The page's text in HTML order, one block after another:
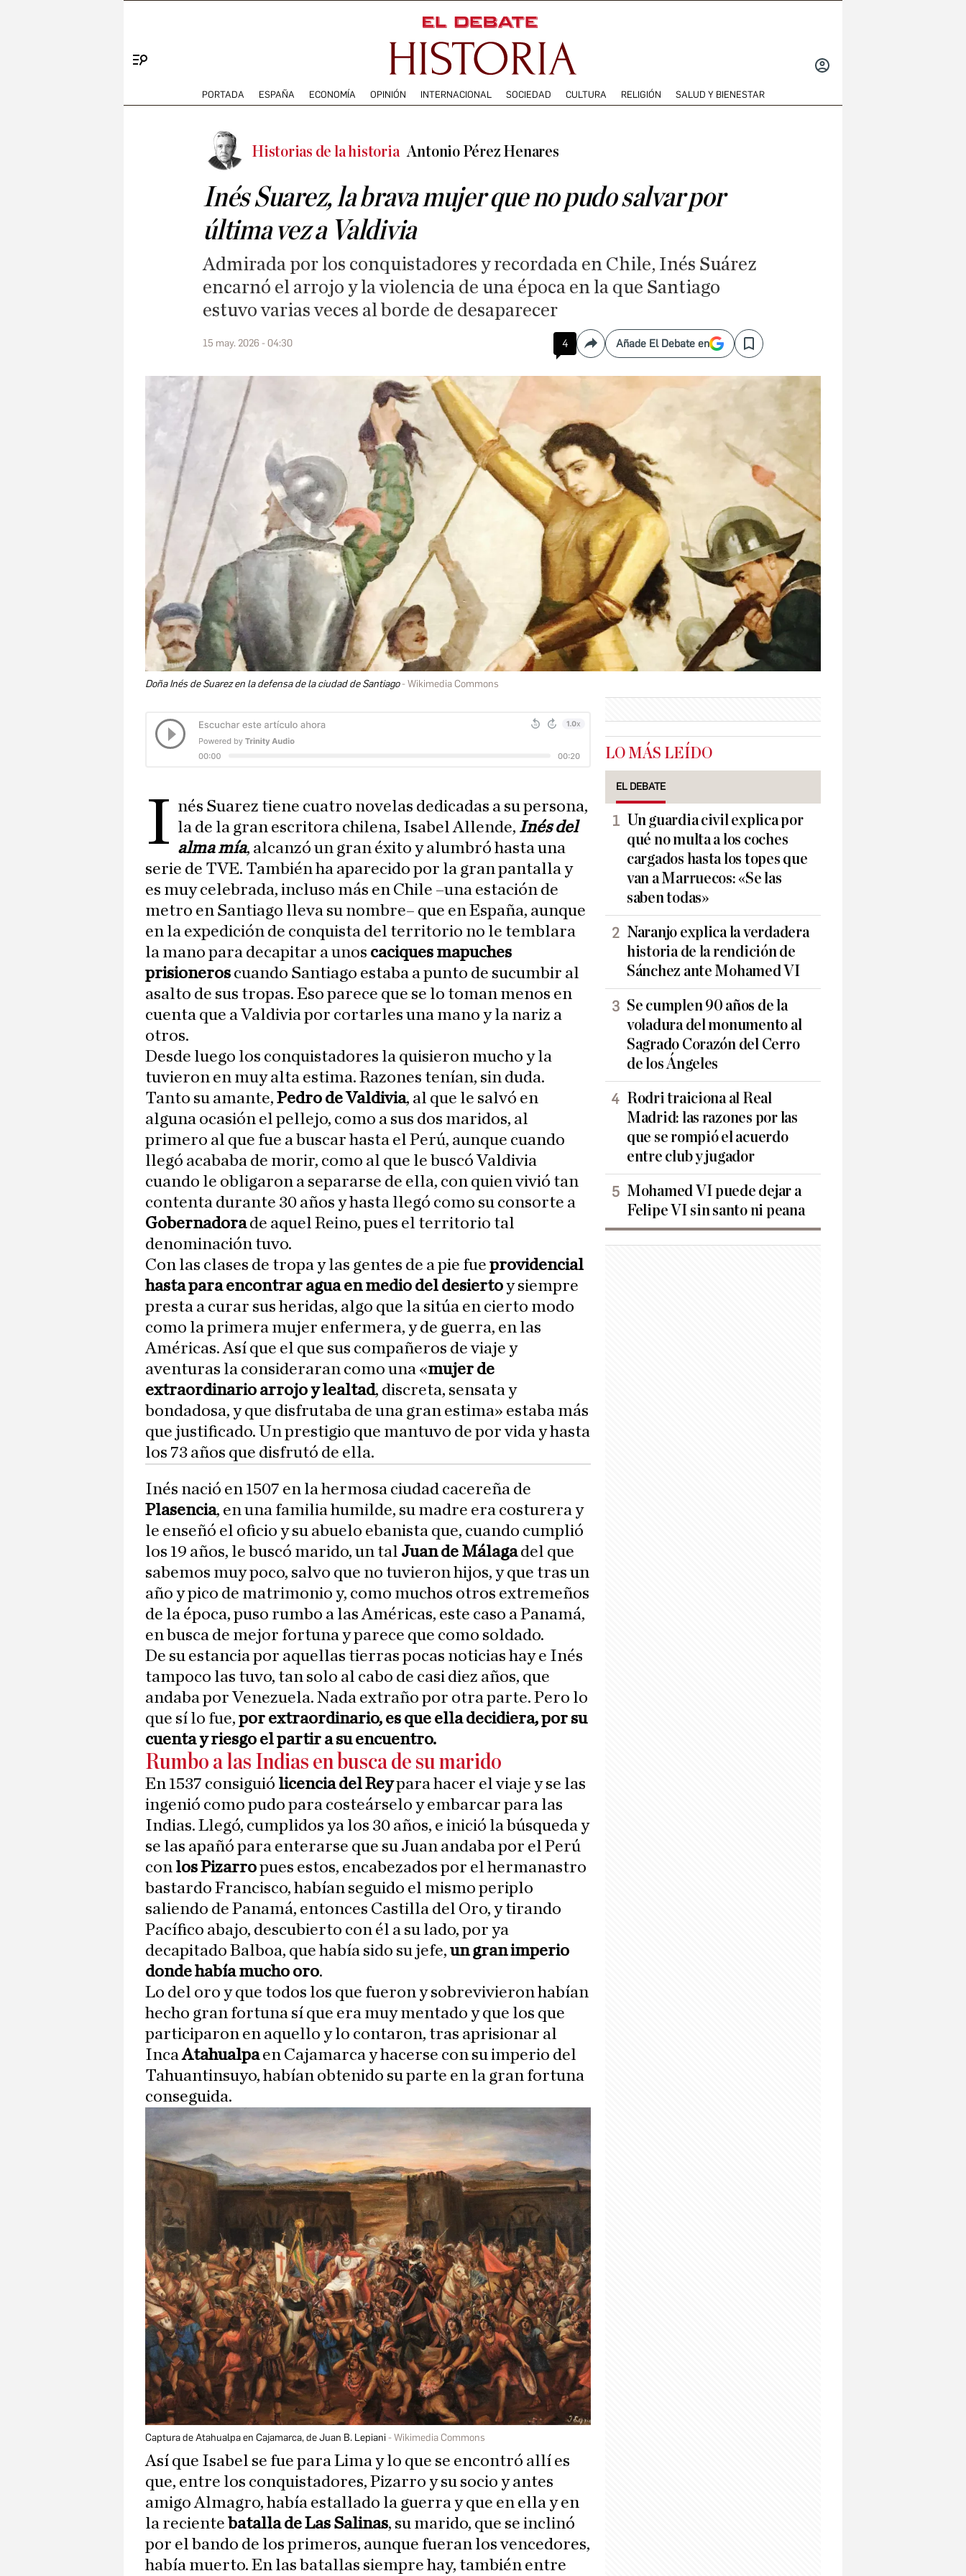
PORTADA ESPAÑA ECONOMÍA OPINIÓN INTERNACIONAL SOCIEDAD CULTURA RELIGIÓN SALUD Y BIENESTAR
Historias de la historia Antonio Pérez Henares
Inés Suarez, la brava mujer que no pudo salvar por
última vez a Valdivia
Admirada por los conquistadores y recordada en Chile, Inés Suárez
encarnó el arrojo y la violencia de una época en la que Santiago
estuvo varias veces al borde de desaparecer
15 may. 2026 - 04:30 4 CompartirAñade El Debate en Save
Doña Inés de Suarez en la defensa de la ciudad de Santiago Wikimedia Commons
I nés Suarez tiene cuatro novelas dedicadas a su persona,
la de la gran escritora chilena, Isabel Allende, Inés del
alma mía, alcanzó un gran éxito y alumbró hasta una
serie de TVE. También ha aparecido por la gran pantalla y
es muy celebrada, incluso más en Chile –una estación de
metro en Santiago lleva su nombre– que en España, aunque
en la expedición de conquista del territorio no le temblara
la mano para decapitar a unos caciques mapuches
prisioneros cuando Santiago estaba a punto de sucumbir al
asalto de sus tropas. Eso parece que se lo toman menos en
cuenta que a Valdivia por cortarles una mano y la nariz a
otros.
Desde luego los conquistadores la quisieron mucho y la
tuvieron en muy alta estima. Razones tenían, sin duda.
Tanto su amante, Pedro de Valdivia, al que le salvó en
alguna ocasión el pellejo, como a sus dos maridos, al
primero al que fue a buscar hasta el Perú, aunque cuando
llegó acababa de morir, como al que le buscó Valdivia
cuando le obligaron a separarse de ella, con quien vivió tan
contenta durante 30 años y hasta llegó como su consorte a
Gobernadorade aquel Reino, pues el territorio tal
denominación tuvo.
Con las clases de tropa y las gentes de a pie fue providencial
hasta para encontrar agua en medio del desiertoy siempre
presta a curar sus heridas, algo que la sitúa en cierto modo
como la primera mujer enfermera, y de guerra, en las
Américas. Así que el que sus compañeros de viaje y
aventuras la consideraran como una «mujer de
extraordinario arrojo y lealtad, discreta, sensata y
bondadosa, y que disfrutaba de una gran estima» estaba más
que justificado. Un prestigio que mantuvo de por vida y hasta
los 73 años que disfrutó de ella.
Inés nació en 1507 en la hermosa ciudad cacereña de
Plasencia, en una familia humilde, su madre era costurera y
le enseñó el oficio y su abuelo ebanista que, cuando cumplió
los 19 años, le buscó marido, un tal Juan de Málagadel que
sabemos muy poco, salvo que no tuvieron hijos, y que tras un
año y pico de matrimonio y, como muchos otros extremeños
de la época, puso rumbo a las Américas, este caso a Panamá,
en busca de mejor fortuna y parece que como soldado.
De su estancia por aquellas tierras pocas noticias hay e Inés
tampoco las tuvo, tan solo al cabo de casi diez años, que
andaba por Venezuela. Nada extraño por otra parte. Pero lo
que sí lo fue, por extraordinario, es que ella decidiera, por su
cuenta y riesgo el partir a su encuentro.
Rumbo a las Indias en busca de su marido
En 1537 consiguió licencia del Reypara hacer el viaje y se las
ingenió como pudo para costeárselo y embarcar para las
Indias. Llegó, cumplidos ya los 30 años, e inició la búsqueda y
se las apañó para enterarse que su Juan andaba por el Perú
con los Pizarropues estos, encabezados por el hermanastro
bastardo Francisco, habían seguido el mismo periplo
saliendo de Panamá, entonces Castilla del Oro, y tirando
Pacífico abajo, descubierto con él a su lado, por ya
decapitado Balboa, que había sido su jefe, un gran imperio
donde había mucho oro.
Lo del oro y que todos los que fueron y sobrevivieron habían
hecho gran fortuna sí que era muy mentado y que los que
participaron en aquello y lo contaron, tras aprisionar al
IncaAtahualpaen Cajamarca y hacerse con su imperio del
Tahuantinsuyo, habían obtenido su parte en la gran fortuna
conseguida.
Captura de Atahualpa en Cajamarca, de Juan B. Lepiani Wikimedia Commons
Así que Isabel se fue para Lima y lo que se encontró allí es
que, entre los conquistadores, Pizarro y su socio y antes
amigo Almagro, había estallado la guerra y que en ella y en
la reciente batalla de Las Salinas, su marido, que se inclinó
por el bando de los primeros, aunque fueran los vencedores,
había muerto. En las batallas siempre hay, también entre
LO MÁS LEÍDO
EL DEBATE
Un guardia civil explica por
qué no multa a los coches
cargados hasta los topes que
van a Marruecos: «Se las
saben todas»
Naranjo explica la verdadera
historia de la rendición de
Sánchez ante Mohamed VI
Se cumplen 90 años de la
voladura del monumento al
Sagrado Corazón del Cerro
de los Ángeles
Rodri traiciona al Real
Madrid: las razones por las
que se rompió el acuerdo
entre club y jugador
Mohamed VI puede dejar a
Felipe VI sin santo ni peana